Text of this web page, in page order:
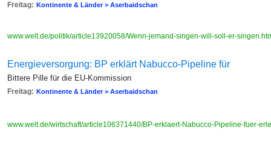
Freitag: Kontinente & Länder > Aserbaidschan
www.welt.de/politik/article13920058/Wenn-jemand-singen-will-soll-er-
Energieversorgung: BP erklärt Nabucco-Pipeline für
Bittere Pille für die EU-Kommission
Freitag: Kontinente & Länder > Aserbaidschan
www.welt.de/wirtschaft/article106371440/BP-erklaert-Nabucco-Pipeline-fuer-